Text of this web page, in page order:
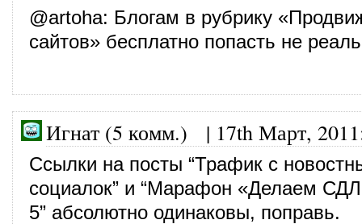
@artoha: Блогам в рубрику
сайтов» бесплатно попасть не
Игнат (5 комм.) | 17th Март, 2011
Ссылки на посты “Трафик с
социалок” и “Марафон «Делаем
5” абсолютно одинаковы, поправь.